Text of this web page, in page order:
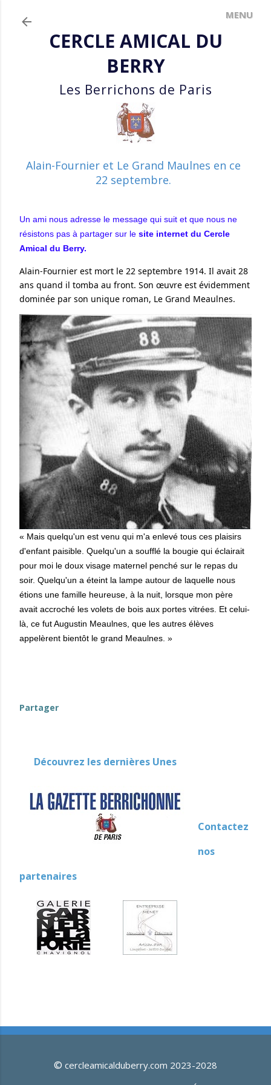
CERCLE AMICAL DU
BERRY
Les Berrichons de Paris
Alain-Fournier et Le Grand Maulnes en ce
22 septembre.
Un ami nous adresse le message qui suit et que nous ne
résistons pas à partager sur le site internet du Cercle
Amical du Berry.
Alain-Fournier est mort le 22 septembre 1914. Il avait 28
ans quand il tomba au front. Son œuvre est évidemment
dominée par son unique roman, Le Grand Meaulnes.
« Mais quelqu'un est venu qui m'a enlevé tous ces plaisirs
d'enfant paisible. Quelqu'un a soufflé la bougie qui éclairait
pour moi le doux visage maternel penché sur le repas du
soir. Quelqu'un a éteint la lampe autour de laquelle nous
étions une famille heureuse, à la nuit, lorsque mon père
avait accroché les volets de bois aux portes vitrées. Et celui-
là, ce fut Augustin Meaulnes, que les autres élèves
appelèrent bientôt le grand Meaulnes. »
Partager
Découvrez les dernières Unes
Contactez
nos
partenaires
© cercleamicalduberry.com 2023-2028